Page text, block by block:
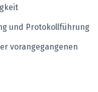
und Protokollführung
vorangegangenen